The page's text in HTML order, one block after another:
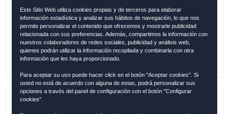
GORRA CÓRDOBA WASHED ORIGINAL
VERDE-NEGRO
0.00€
Este Sitio Web utiliza cookies propias y de terceros para elaborar
información estadística y analizar sus hábitos de navegación, lo que nos
permite personalizar el contenido que ofrecemos y mostrarle publicidad
relacionada con sus preferencias. Además, compartimos la información con
nuestros colaboradores de redes sociales, publicidad y análisis web,
quienes podrán utilizar la información recopilada y combinarla con otra
información que les haya proporcionado.
Para aceptar su uso puede hacer click en el botón "Aceptar cookies". Si
usted no está de acuerdo con alguna de estas, podrá personalizar sus
opciones a través del panel de configuración con el botón "Configurar
cookies".